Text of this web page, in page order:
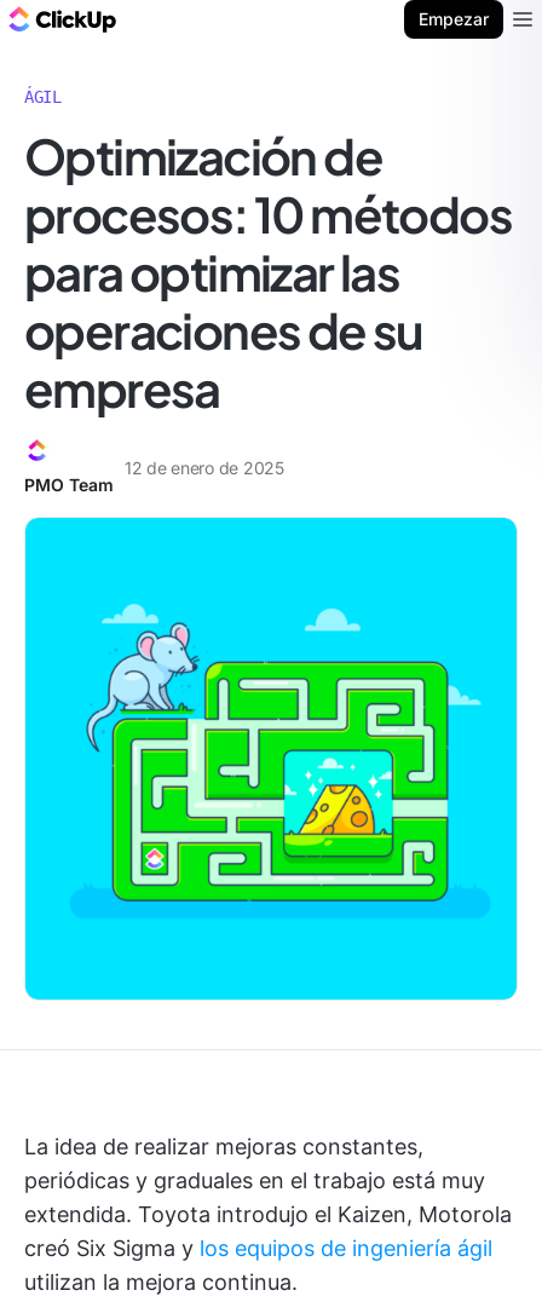
Empezar
ÁGIL
Optimización de
procesos: 10 métodos
para optimizar las
operaciones de su
empresa
PMO Team
12 de enero de 2025
La idea de realizar mejoras constantes,
periódicas y graduales en el trabajo está muy
extendida. Toyota introdujo el Kaizen, Motorola
creó Six Sigma y los equipos de ingeniería ágil
utilizan la mejora continua.